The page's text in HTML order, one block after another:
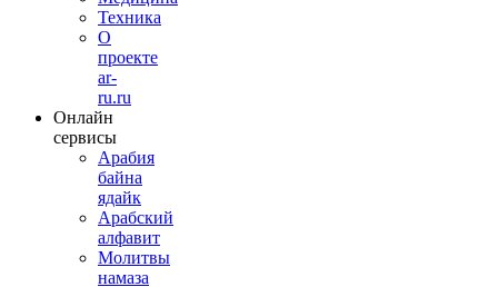
Техника
О
проекте
ar-
ru.ru
Онлайн
сервисы
Арабия
байна
ядайк
Арабский
алфавит
Молитвы
намаза